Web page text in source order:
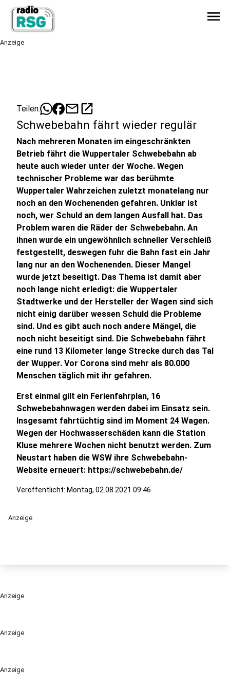
menu
Anzeige
Anzeige
Anzeige
Teilen: mailopen_in_new
Schwebebahn fährt wieder regulär
Nach mehreren Monaten im eingeschränkten
Betrieb fährt die Wuppertaler Schwebebahn ab
heute auch wieder unter der Woche. Wegen
technischer Probleme war das berühmte
Wuppertaler Wahrzeichen zuletzt monatelang nur
noch an den Wochenenden gefahren. Unklar ist
noch, wer Schuld an dem langen Ausfall hat. Das
Problem waren die Räder der Schwebebahn. An
ihnen wurde ein ungewöhnlich schneller Verschleiß
festgestellt, deswegen fuhr die Bahn fast ein Jahr
lang nur an den Wochenenden. Dieser Mangel
wurde jetzt beseitigt. Das Thema ist damit aber
noch lange nicht erledigt: die Wuppertaler
Stadtwerke und der Hersteller der Wagen sind sich
nicht einig darüber wessen Schuld die Probleme
sind. Und es gibt auch noch andere Mängel, die
noch nicht beseitigt sind. Die Schwebebahn fährt
eine rund 13 Kilometer lange Strecke durch das Tal
der Wupper. Vor Corona sind mehr als 80.000
Menschen täglich mit ihr gefahren.
Erst einmal gilt ein Ferienfahrplan, 16
Schwebebahnwagen werden dabei im Einsatz sein.
Insgesamt fahrtüchtig sind im Moment 24 Wagen.
Wegen der Hochwasserschäden kann die Station
Kluse mehrere Wochen nicht benutzt werden. Zum
Neustart haben die WSW ihre Schwebebahn-
Website erneuert: https://schwebebahn.de/
Veröffentlicht: Montag, 02.08.2021 09:46
Anzeige
Anzeige